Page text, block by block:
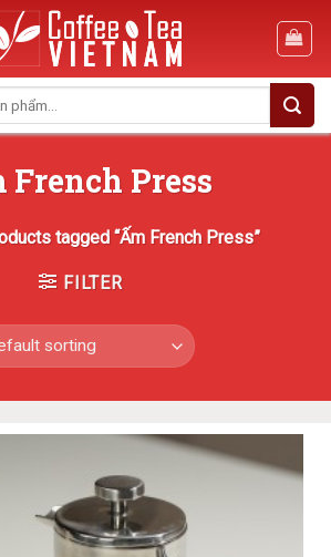
French Press
tagged “Ấm French Press”
FILTER